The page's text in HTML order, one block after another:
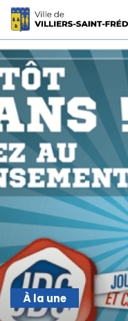
À la une